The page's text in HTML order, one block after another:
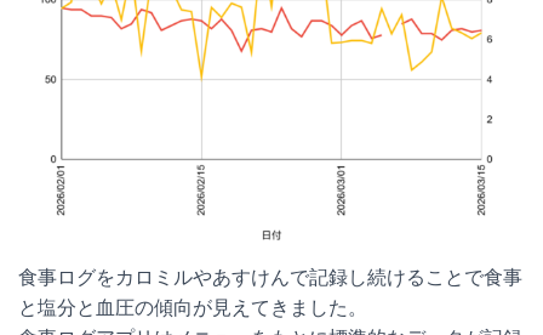
食事ログをカロミルやあすけんで記録し続けることで食事
と塩分と血圧の傾向が見えてきました。